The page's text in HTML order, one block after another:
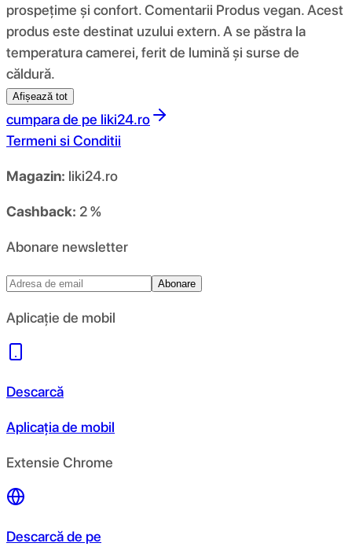
prospețime și confort. Comentarii Produs vegan. Acest
produs este destinat uzului extern. A se păstra la
temperatura camerei, ferit de lumină și surse de
căldură.
Afișează tot
cumpara de pe liki24.ro
Termeni si Conditii
Magazin: liki24.ro
Cashback: 2 %
Abonare newsletter
Abonare
Aplicație de mobil
Descarcă
Aplicația de mobil
Extensie Chrome
Descarcă de pe